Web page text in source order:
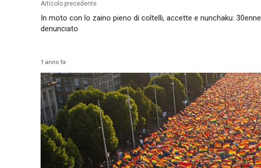
Articolo precedente
In moto con lo zaino pieno di coltelli, accette e nunchaku: 30enne
denunciato
1 anno fa